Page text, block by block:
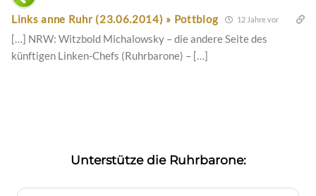
Links anne Ruhr (23.06.2014) » Pottblog 12 Jahre vor
[…] NRW: Witzbold Michalowsky – die andere Seite des
künftigen Linken-Chefs (Ruhrbarone) – […]
Unterstütze die Ruhrbarone: